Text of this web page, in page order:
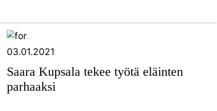
03.01.2021
Saara Kupsala tekee työtä eläinten
parhaaksi